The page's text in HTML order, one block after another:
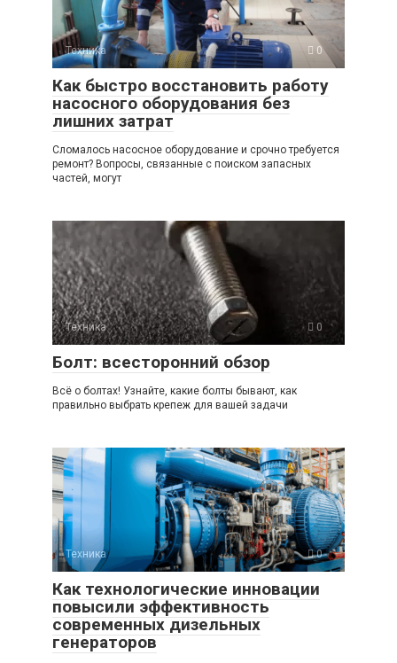
Техника 0
Как быстро восстановить работу
насосного оборудования без
лишних затрат
Сломалось насосное оборудование и срочно требуется
ремонт? Вопросы, связанные с поиском запасных
частей, могут
Техника 0
Болт: всесторонний обзор
Всё о болтах! Узнайте, какие болты бывают, как
правильно выбрать крепеж для вашей задачи
Техника 0
Как технологические инновации
повысили эффективность
современных дизельных
генераторов